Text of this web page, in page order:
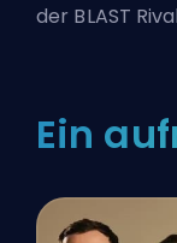
der BLAST
Ein